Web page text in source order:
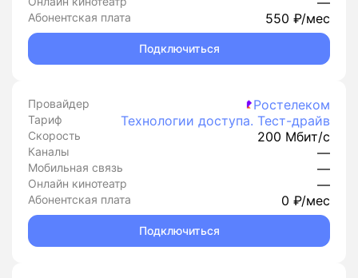
Абонентская плата 550 ₽/мес
Подключиться
Провайдер Ростелеком
Тариф Технологии доступа. Тест-драйв
Скорость 200 Мбит/с
Каналы —
Мобильная связь —
Онлайн кинотеатр —
Абонентская плата 0 ₽/мес
Подключиться